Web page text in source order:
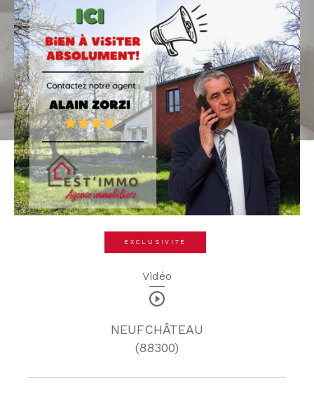
EXCLUSIVITÉ
Vidéo
NEUFCHÂTEAU
(88300)